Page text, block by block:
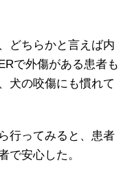
どちらかと言えば内
で外傷がある患者も
犬の咬傷にも慣れて
行ってみると、患者
で安心した。